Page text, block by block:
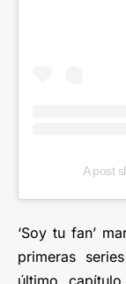
A post
‘Soy tu fan’
primeras